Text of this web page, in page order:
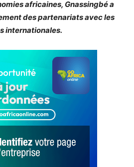
africaines, Gnassingbé a
des partenariats avec les
internationales.